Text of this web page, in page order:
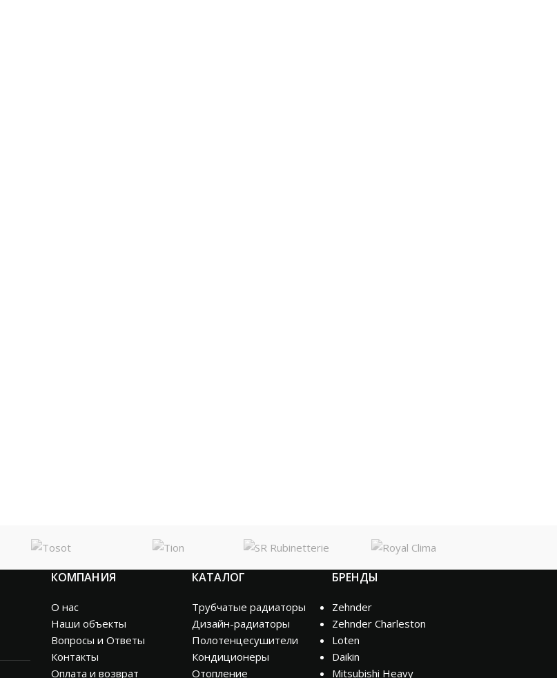
КОМПАНИЯ
О нас
Наши объекты
Вопросы и Ответы
Контакты
Оплата и возврат
КАТАЛОГ
Трубчатые радиаторы
Дизайн-радиаторы
Полотенцесушители
Кондиционеры
Отопление
БРЕНДЫ
Zehnder
Zehnder Charleston
Loten
Daikin
Mitsubishi Heavy